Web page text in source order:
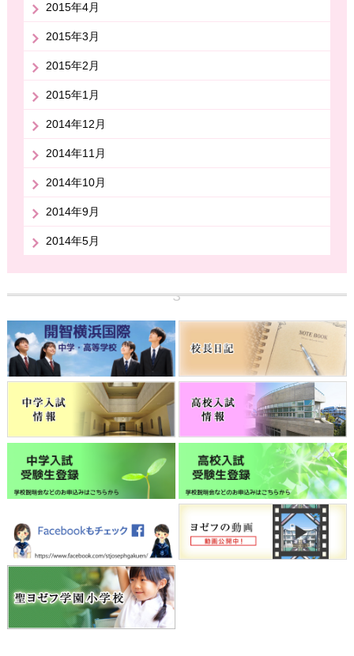
2015年4月
2015年3月
2015年2月
2015年1月
2014年12月
2014年11月
2014年10月
2014年9月
2014年5月